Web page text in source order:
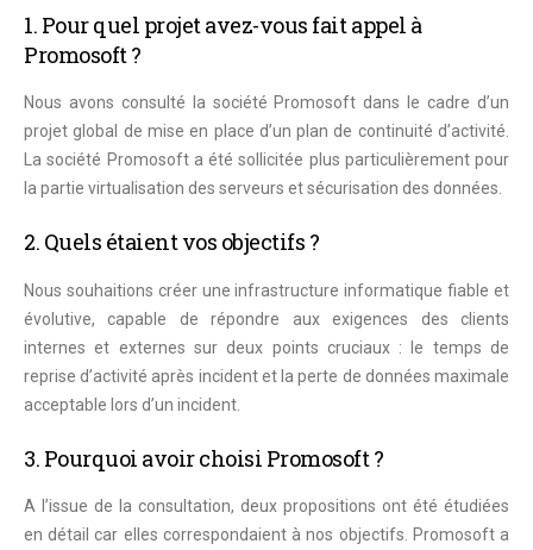
1. Pour quel projet avez-vous fait appel à
Promosoft ?
Nous avons consulté la société Promosoft dans le cadre d’un
projet global de mise en place d’un plan de continuité d’activité.
La société Promosoft a été sollicitée plus particulièrement pour
la partie virtualisation des serveurs et sécurisation des données.
2. Quels étaient vos objectifs ?
Nous souhaitions créer une infrastructure informatique fiable et
évolutive, capable de répondre aux exigences des clients
internes et externes sur deux points cruciaux : le temps de
reprise d’activité après incident et la perte de données maximale
acceptable lors d’un incident.
3. Pourquoi avoir choisi Promosoft ?
A l’issue de la consultation, deux propositions ont été étudiées
en détail car elles correspondaient à nos objectifs. Promosoft a